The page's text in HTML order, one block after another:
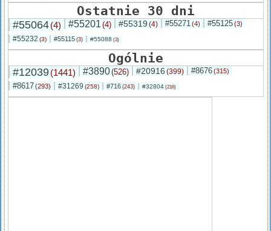
Ostatnie 30 dni
#55064(4) #55201 (4) #55319 (4) #55271(4) #55125(3)
#55232 (3) #55115 (3) #55088 (3)
Ogólnie
#12039(1441) #3890(526) #20916 (399) #8676(315)
#8617(293) #31269 (258) #716 (243) #32804 (216)